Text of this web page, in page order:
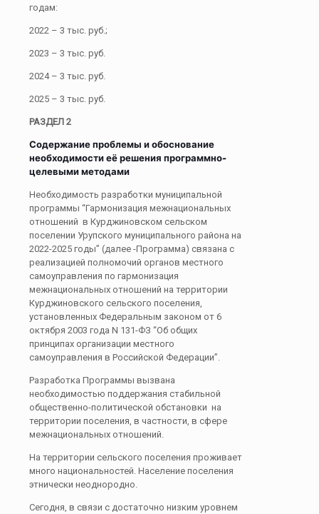
годам:
2022 – 3 тыс. руб.;
2023 – 3 тыс. руб.
2024 – 3 тыс. руб.
2025 – 3 тыс. руб.
РАЗДЕЛ 2
Содержание проблемы и обоснование
необходимости её решения программно-
целевыми методами
Необходимость разработки муниципальной
программы “Гармонизация межнациональных
отношений в Курджиновском сельском
поселении Урупского муниципального района на
2022-2025 годы” (далее -Программа) связана с
реализацией полномочий органов местного
самоуправления по гармонизация
межнациональных отношений на территории
Курджиновского сельского поселения,
установленных Федеральным законом от 6
октября 2003 года N 131-ФЗ “Об общих
принципах организации местного
самоуправления в Российской Федерации”.
Разработка Программы вызвана
необходимостью поддержания стабильной
общественно-политической обстановки на
территории поселения, в частности, в сфере
межнациональных отношений.
На территории сельского поселения проживает
много национальностей. Население поселения
этнически неоднородно.
Сегодня, в связи с достаточно низким уровнем